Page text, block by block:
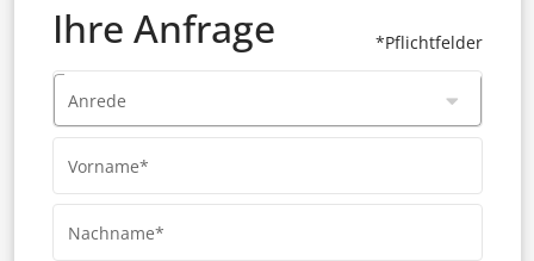
*Pflichtfelder
Ihre Anfrage
Anrede
Vorname*
Nachname*